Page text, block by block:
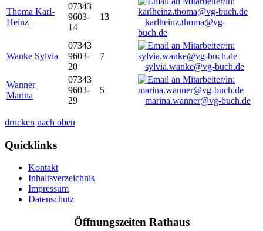
Thoma Karl-
Heinz
07343
9603-
14
13
karlheinz.thoma@vg-
buch.de
Wanke Sylvia
07343
9603-
20
7
sylvia.wanke@vg-buch.de
Wanner
Marina
07343
9603-
29
5
marina.wanner@vg-buch.de
drucken nach oben
Quicklinks
Kontakt
Inhaltsverzeichnis
Impressum
Datenschutz
Öffnungszeiten Rathaus